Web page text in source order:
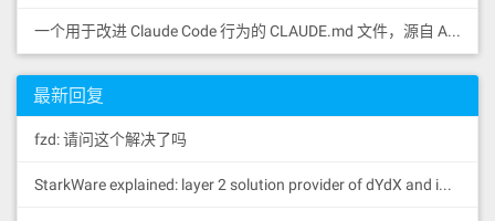
一个用于改进 Claude Code 行为的 CLAUDE.md 文件，源自 Andrej Karpathy 对 LLM 编码陷阱的观察。
最新回复
fzd: 请问这个解决了吗
StarkWare explained: layer 2 solution provider of dYdX and iMMUTABLE R11; BitKeep News: [...]Layer 2: https://...